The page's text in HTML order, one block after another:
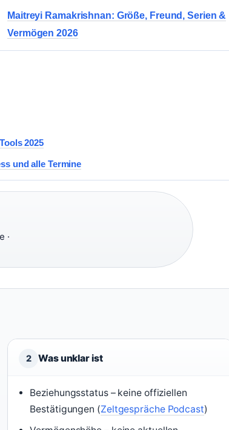
Maitreyi Ramakrishnan: Größe, Freund, Serien &
Vermögen 2026
2025
und alle Termine
·
2 Was unklar ist
Beziehungsstatus – keine offiziellen
Bestätigungen (Zeltgespräche Podcast)